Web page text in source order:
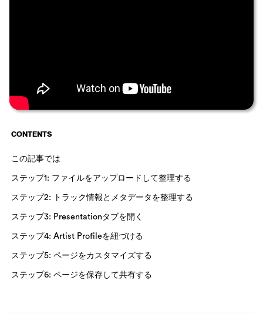
CONTENTS
この記事では
ステップ1: ファイルをアップロードして整理する
ステップ2: トラック情報とメタデータを整理する
ステップ3: Presentationタブを開く
ステップ4: Artist Profileを紐づける
ステップ5: ページをカスタマイズする
ステップ6: ページを保存して共有する